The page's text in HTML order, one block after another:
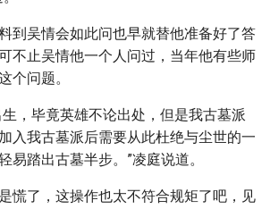
到吴情会如此问也早就替他准备好了答
不止吴情他一个人问过，当年他有些师
个问题。
，毕竟英雄不论出处，但是我古墓派
入我古墓派后需要从此杜绝与尘世的一
易踏出古墓半步。”凌庭说道。
慌了，这操作也太不符合规矩了吧，见